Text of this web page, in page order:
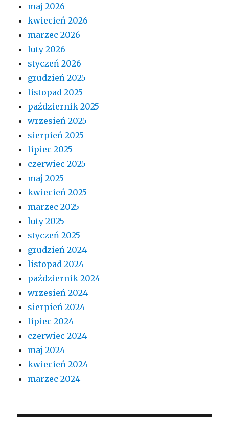
maj 2026
kwiecień 2026
marzec 2026
luty 2026
styczeń 2026
grudzień 2025
listopad 2025
październik 2025
wrzesień 2025
sierpień 2025
lipiec 2025
czerwiec 2025
maj 2025
kwiecień 2025
marzec 2025
luty 2025
styczeń 2025
grudzień 2024
listopad 2024
październik 2024
wrzesień 2024
sierpień 2024
lipiec 2024
czerwiec 2024
maj 2024
kwiecień 2024
marzec 2024